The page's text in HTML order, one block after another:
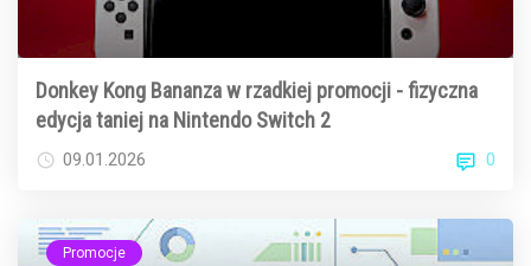
Donkey Kong Bananza w rzadkiej promocji - fizyczna
edycja taniej na Nintendo Switch 2
09.01.2026 0
Promocje